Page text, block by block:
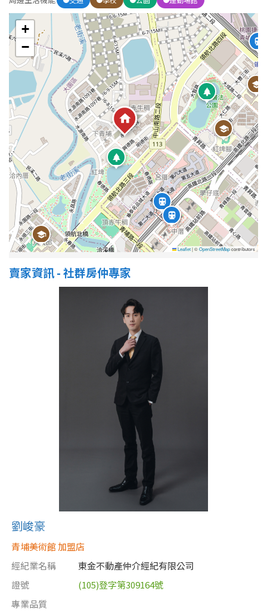
屋齡
不拘
5 年以下
5-10 年 10-20 年
20-30 年 30-40 年
40 年以上
售價
+
−
Leaflet|©OpenStreetMapcontributors
賣家資訊 - 社群房仲專家
劉峻豪
青埔美術館 加盟店
經紀業名稱
東金不動產仲介經紀有限公司
證號
(105)登字第309164號
專業品質